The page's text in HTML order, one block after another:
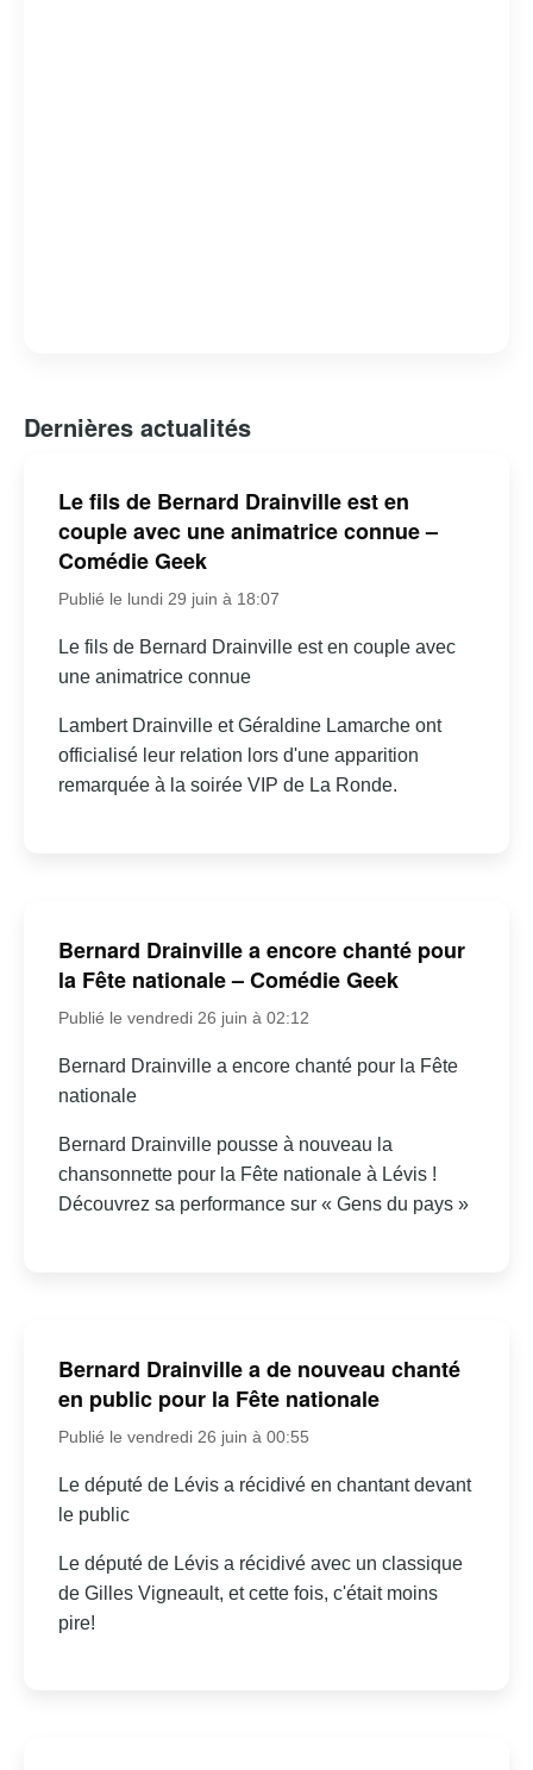
Dernières actualités
Le fils de Bernard Drainville est en
couple avec une animatrice connue –
Comédie Geek
Publié le lundi 29 juin à 18:07
Le fils de Bernard Drainville est en couple avec
une animatrice connue
Lambert Drainville et Géraldine Lamarche ont
officialisé leur relation lors d'une apparition
remarquée à la soirée VIP de La Ronde.
Bernard Drainville a encore chanté pour
la Fête nationale – Comédie Geek
Publié le vendredi 26 juin à 02:12
Bernard Drainville a encore chanté pour la Fête
nationale
Bernard Drainville pousse à nouveau la
chansonnette pour la Fête nationale à Lévis !
Découvrez sa performance sur « Gens du pays »
Bernard Drainville a de nouveau chanté
en public pour la Fête nationale
Publié le vendredi 26 juin à 00:55
Le député de Lévis a récidivé en chantant devant
le public
Le député de Lévis a récidivé avec un classique
de Gilles Vigneault, et cette fois, c'était moins
pire!